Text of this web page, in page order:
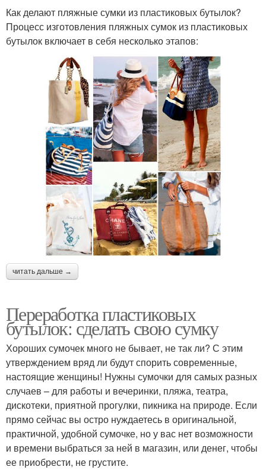
Как делают пляжные сумки из пластиковых бутылок?
Процесс изготовления пляжных сумок из пластиковых
бутылок включает в себя несколько этапов:
читать дальше →
Переработка пластиковых
бутылок: сделать свою сумку
Хороших сумочек много не бывает, не так ли? С этим
утверждением вряд ли будут спорить современные,
настоящие женщины! Нужны сумочки для самых разных
случаев – для работы и вечеринки, пляжа, театра,
дискотеки, приятной прогулки, пикника на природе. Если
прямо сейчас вы остро нуждаетесь в оригинальной,
практичной, удобной сумочке, но у вас нет возможности
и времени выбраться за ней в магазин, или денег, чтобы
ее приобрести, не грустите.